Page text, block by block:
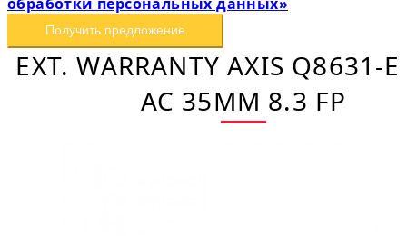
Получить предложение
EXT. WARRANTY AXIS Q8631-
AC 35MM 8.3 FP